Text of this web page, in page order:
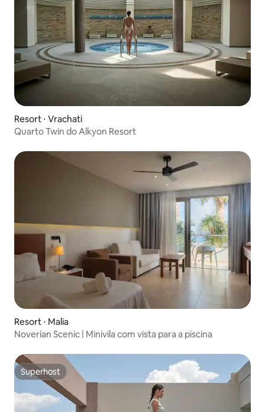
Resort ⋅ Vrachati
Quarto Twin do Alkyon Resort
Resort ⋅ Malia
Noverian Scenic | Minivila com vista para a piscina
Superhost
Superhost